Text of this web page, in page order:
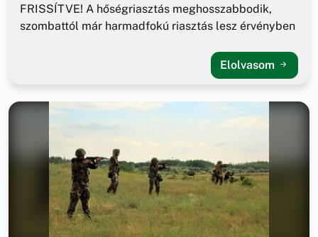
FRISSÍTVE! A hőségriasztás meghosszabbodik,
szombattól már harmadfokú riasztás lesz érvényben
Elolvasom